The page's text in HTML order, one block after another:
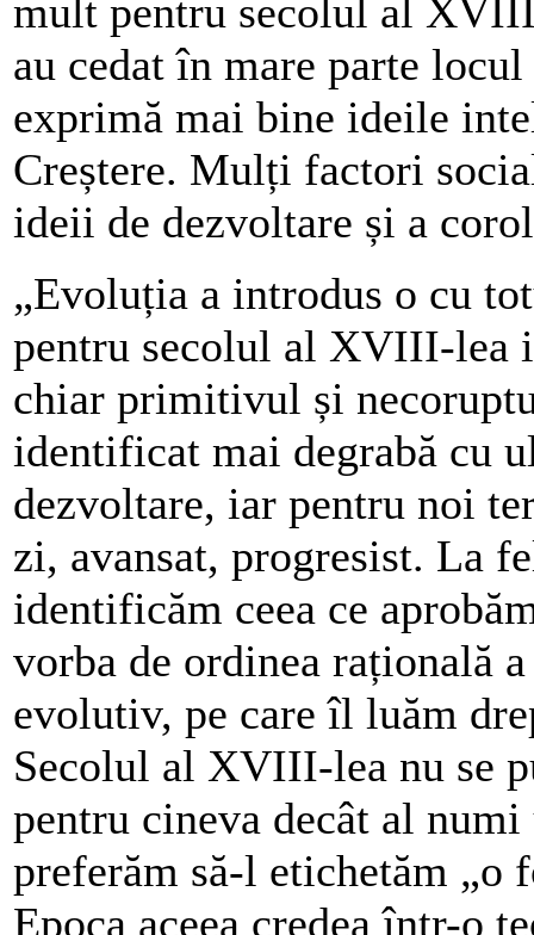
mult pentru secolul al
au cedat în mare parte
exprimă mai bine ideile
Creștere. Mulți factori
ideii de dezvoltare și a
„Evoluția a introdus o cu
pentru secolul al XVIII-lea
chiar primitivul și
identificat mai degrabă cu
dezvoltare, iar pentru noi
zi, avansat, progresist. La
identificăm ceea ce
vorba de ordinea rațională
evolutiv, pe care îl luăm
Secolul al XVIII-lea nu se
pentru cineva decât al
preferăm să-l etichetăm „o
Epoca aceea credea într-o